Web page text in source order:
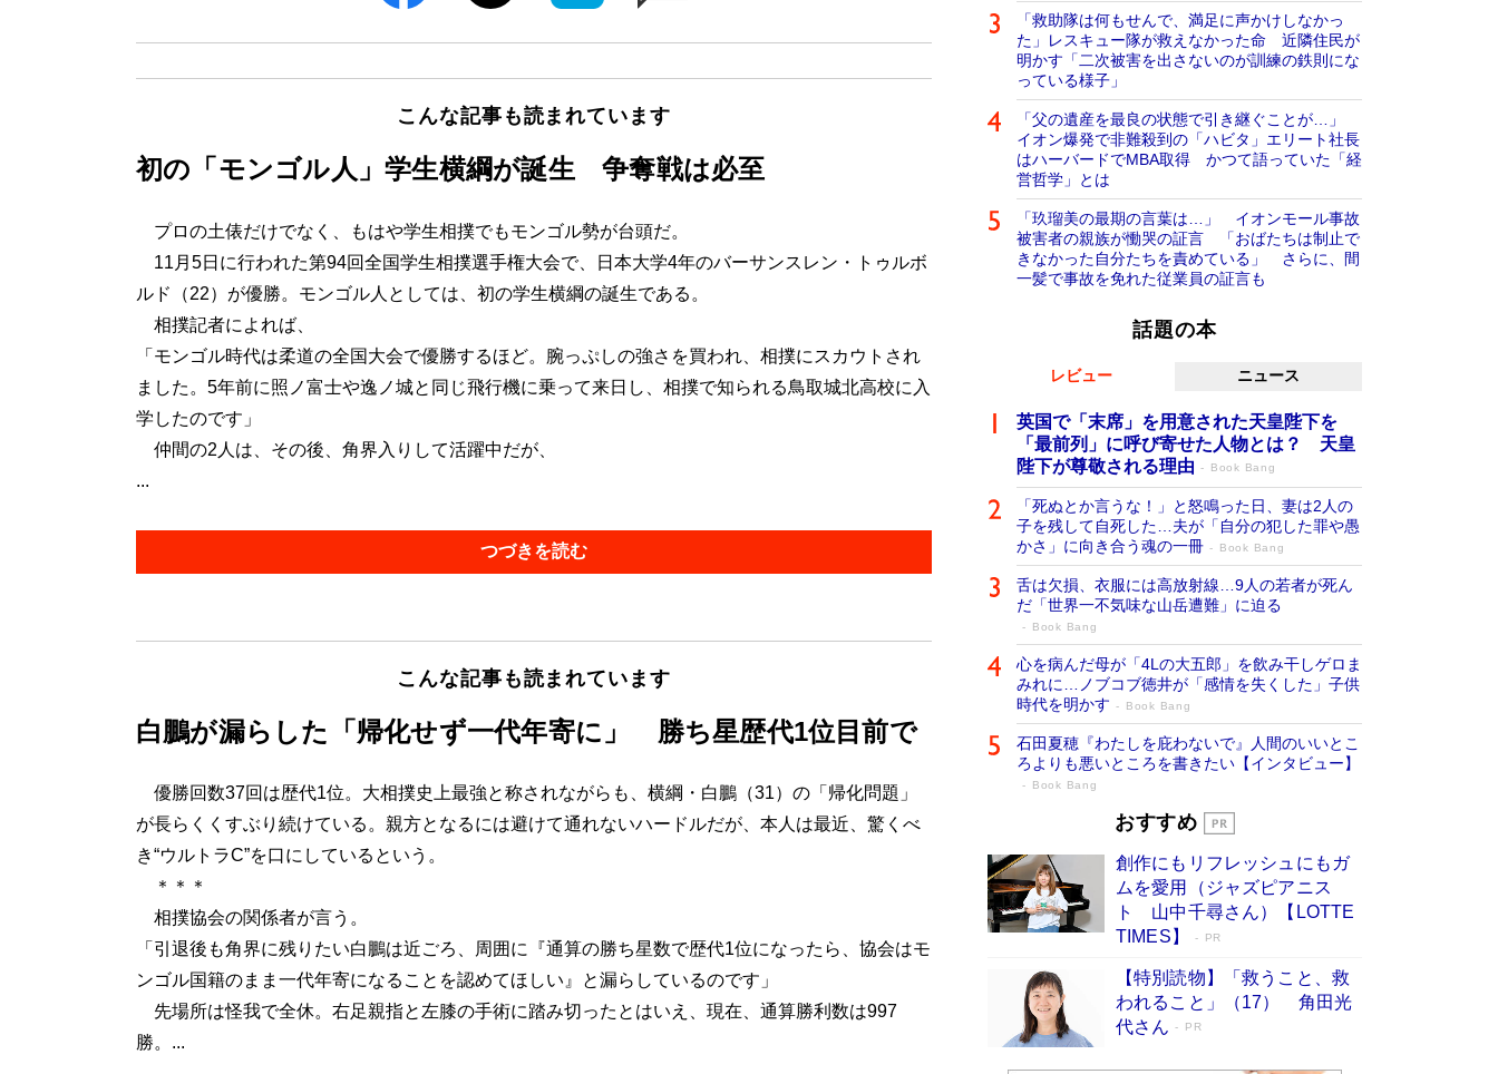
こんな記事も読まれています
初の「モンゴル人」学生横綱が誕生 争奪戦は必至
プロの土俵だけでなく、もはや学生相撲でもモンゴル勢が台頭だ。
11月5日に行われた第94回全国学生相撲選手権大会で、日本大学4年のバーサンスレン・トゥルボ
ルド（22）が優勝。モンゴル人としては、初の学生横綱の誕生である。
相撲記者によれば、
「モンゴル時代は柔道の全国大会で優勝するほど。腕っぷしの強さを買われ、相撲にスカウトされ
ました。5年前に照ノ富士や逸ノ城と同じ飛行機に乗って来日し、相撲で知られる鳥取城北高校に入
学したのです」
仲間の2人は、その後、角界入りして活躍中だが、
...
つづきを読む
こんな記事も読まれています
白鵬が漏らした「帰化せず一代年寄に」 勝ち星歴代1位目前で
優勝回数37回は歴代1位。大相撲史上最強と称されながらも、横綱・白鵬（31）の「帰化問題」
が長らくくすぶり続けている。親方となるには避けて通れないハードルだが、本人は最近、驚くべ
き“ウルトラC”を口にしているという。
＊＊＊
相撲協会の関係者が言う。
「引退後も角界に残りたい白鵬は近ごろ、周囲に『通算の勝ち星数で歴代1位になったら、協会はモ
ンゴル国籍のまま一代年寄になることを認めてほしい』と漏らしているのです」
先場所は怪我で全休。右足親指と左膝の手術に踏み切ったとはいえ、現在、通算勝利数は997
勝。...
「救助隊は何もせんで、満足に声かけしなかっ
た」レスキュー隊が救えなかった命 近隣住民が
明かす「二次被害を出さないのが訓練の鉄則にな
っている様子」
「父の遺産を最良の状態で引き継ぐことが…」
イオン爆発で非難殺到の「ハビタ」エリート社長
はハーバードでMBA取得 かつて語っていた「経
営哲学」とは
「玖瑠美の最期の言葉は…」 イオンモール事故
被害者の親族が慟哭の証言 「おばたちは制止で
きなかった自分たちを責めている」 さらに、間
一髪で事故を免れた従業員の証言も
話題の本
レビュー ニュース
英国で「末席」を用意された天皇陛下を
「最前列」に呼び寄せた人物とは？ 天皇
陛下が尊敬される理由
Book Bang
「死ぬとか言うな！」と怒鳴った日、妻は2人の
子を残して自死した…夫が「自分の犯した罪や愚
かさ」に向き合う魂の一冊
Book Bang
舌は欠損、衣服には高放射線…9人の若者が死ん
だ「世界一不気味な山岳遭難」に迫る
Book Bang
心を病んだ母が「4Lの大五郎」を飲み干しゲロま
みれに…ノブコブ徳井が「感情を失くした」子供
時代を明かす
Book Bang
石田夏穂『わたしを庇わないで』人間のいいとこ
ろよりも悪いところを書きたい【インタビュー】
Book Bang
73歳でも働くしかない 「老後レス時代」
「なんで？ そんな馬鹿な……」90歳になった作
家・阿刀田高さんが、ひとり暮らしの生活を明か
す
Book Bang
グに『容疑者Xの献身』『白夜行』など代表作が
並ぶ［文庫ベストセラー］
Book Bang
和田秀樹の70代、80代向け新書がベスト3を独
おすすめ
創作にもリフレッシュにもガ
ムを愛用（ジャズピアニス
ト 山中千尋さん）【LOTTE
TIMES】
PR
【特別読物】「救うこと、救
われること」（17） 角田光
代さん
PR